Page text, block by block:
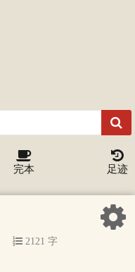
完本 足迹
2121 字